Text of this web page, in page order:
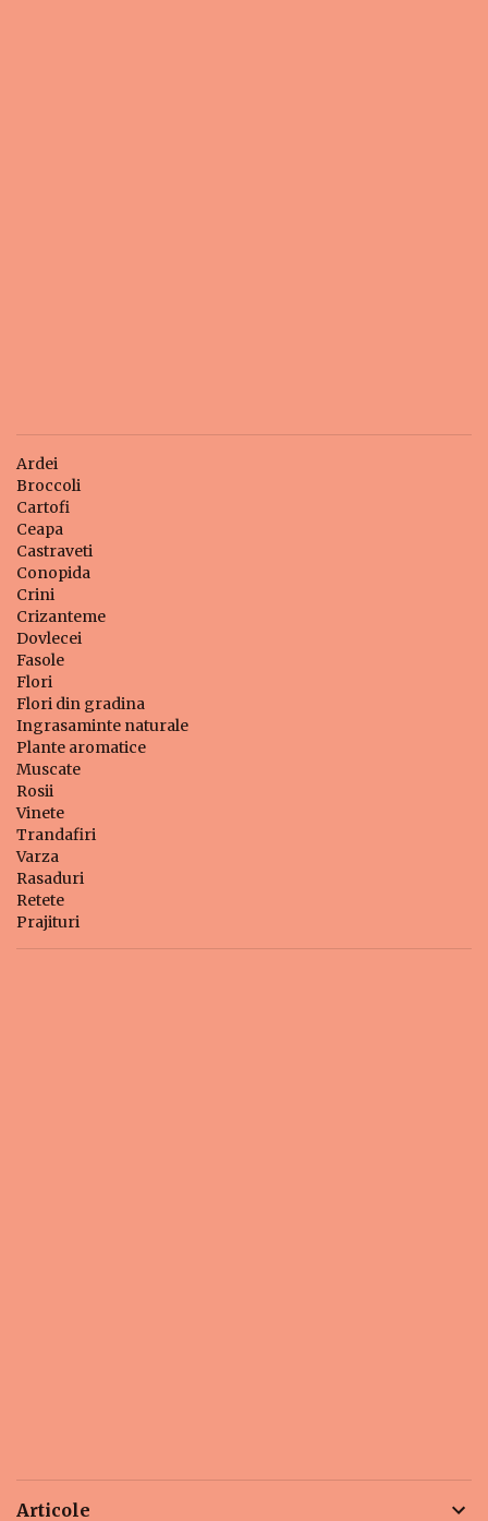
Ardei
Broccoli
Cartofi
Ceapa
Castraveti
Conopida
Crini
Crizanteme
Dovlecei
Fasole
Flori
Flori din gradina
Ingrasaminte naturale
Plante aromatice
Muscate
Rosii
Vinete
Trandafiri
Varza
Rasaduri
Retete
Prajituri
Articole